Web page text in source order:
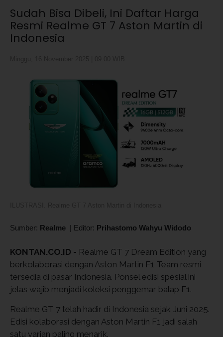
Sudah Bisa Dibeli, Ini Daftar Harga
Resmi Realme GT 7 Aston Martin di
Indonesia
Sumber: Realme | Editor: Prihastomo Wahyu Widodo
KONTAN.CO.ID - Realme GT 7 Dream Edition yang
berkolaborasi dengan Aston Martin F1 Team resmi
tersedia di pasar Indonesia. Ponsel edisi spesial ini
jelas wajib menjadi koleksi penggemar balap F1.
Realme GT 7 telah hadir di Indonesia sejak Juni 2025.
Edisi kolaborasi dengan Aston Martin F1 jadi salah
satu varian paling menarik.